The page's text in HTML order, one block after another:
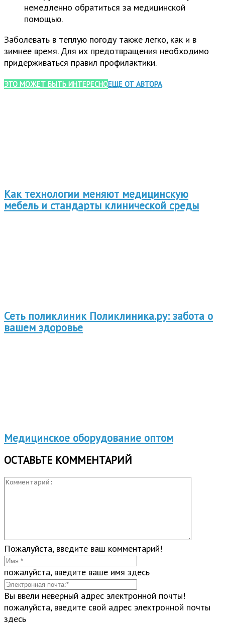
немедленно обратиться за медицинской
помощью.
Заболевать в теплую погоду также легко, как и в
зимнее время. Для их предотвращения необходимо
придерживаться правил профилактики.
ЭТО МОЖЕТ БЫТЬ ИНТЕРЕСНОЕЩЕ ОТ АВТОРА
Как технологии меняют медицинскую
мебель и стандарты клинической среды
Сеть поликлиник Поликлиника.ру: забота о
вашем здоровье
Медицинское оборудование оптом
ОСТАВЬТЕ КОММЕНТАРИЙ
Пожалуйста, введите ваш комментарий!
пожалуйста, введите ваше имя здесь
Вы ввели неверный адрес электронной почты!
пожалуйста, введите свой адрес электронной почты
здесь